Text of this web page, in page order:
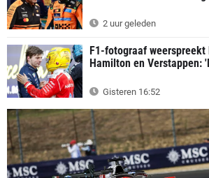
2 uur geleden
F1-fotograaf
Hamilton en Verstappen:
Gisteren 16:52